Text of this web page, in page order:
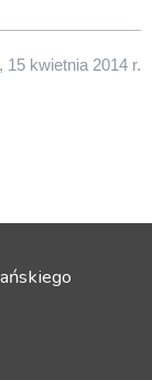
15 kwietnia 2014 r.